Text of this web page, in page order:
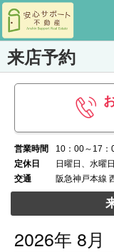
来店予約
営業時間
10：00～17：
定休日
日曜日、水曜日
交通
阪急神戸本線
2026年 8月